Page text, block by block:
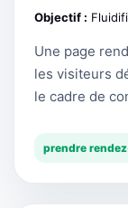
Objectif :
Une page
les visiteurs
le cadre de
prendre